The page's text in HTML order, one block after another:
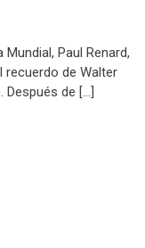
Paul Renard,
recuerdo de Walter
Después de […]